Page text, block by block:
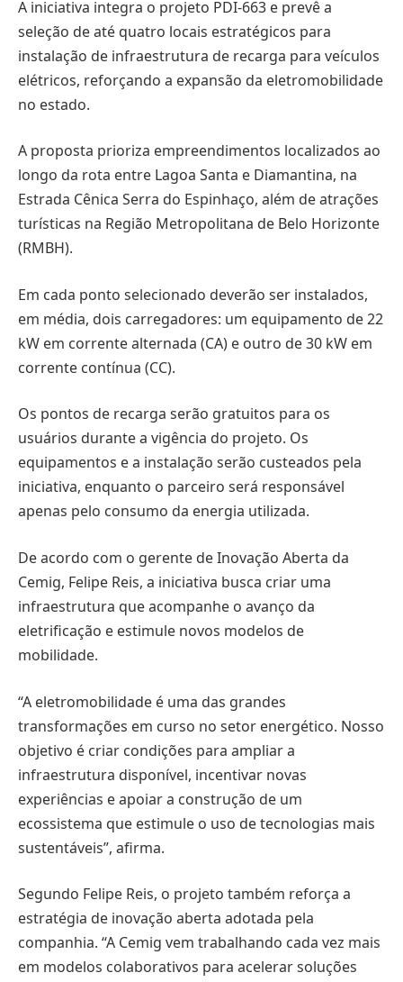
A iniciativa integra o projeto PDI-663 e prevê a
seleção de até quatro locais estratégicos para
instalação de infraestrutura de recarga para veículos
elétricos, reforçando a expansão da eletromobilidade
no estado.
A proposta prioriza empreendimentos localizados ao
longo da rota entre Lagoa Santa e Diamantina, na
Estrada Cênica Serra do Espinhaço, além de atrações
turísticas na Região Metropolitana de Belo Horizonte
(RMBH).
Em cada ponto selecionado deverão ser instalados,
em média, dois carregadores: um equipamento de 22
kW em corrente alternada (CA) e outro de 30 kW em
corrente contínua (CC).
Os pontos de recarga serão gratuitos para os
usuários durante a vigência do projeto. Os
equipamentos e a instalação serão custeados pela
iniciativa, enquanto o parceiro será responsável
apenas pelo consumo da energia utilizada.
De acordo com o gerente de Inovação Aberta da
Cemig, Felipe Reis, a iniciativa busca criar uma
infraestrutura que acompanhe o avanço da
eletrificação e estimule novos modelos de
mobilidade.
“A eletromobilidade é uma das grandes
transformações em curso no setor energético. Nosso
objetivo é criar condições para ampliar a
infraestrutura disponível, incentivar novas
experiências e apoiar a construção de um
ecossistema que estimule o uso de tecnologias mais
sustentáveis”, afirma.
Segundo Felipe Reis, o projeto também reforça a
estratégia de inovação aberta adotada pela
companhia. “A Cemig vem trabalhando cada vez mais
em modelos colaborativos para acelerar soluções